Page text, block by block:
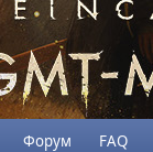
Форум FAQ